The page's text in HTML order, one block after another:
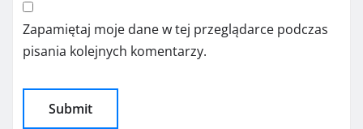
Zapamiętaj moje dane w tej przeglądarce podczas
pisania kolejnych komentarzy.